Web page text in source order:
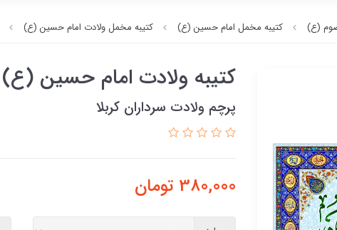
(ع) کتیبه مخمل امام حسین (ع) کتیبه مخمل ولادت امام حسین (ع)
کتیبه ولادت امام حسین (ع)
پرچم ولادت سرداران کربلا
380,000 تومان